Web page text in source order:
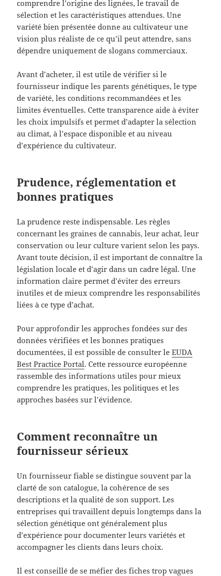
comprendre l’origine des lignées, le travail de
sélection et les caractéristiques attendues. Une
variété bien présentée donne au cultivateur une
vision plus réaliste de ce qu’il peut attendre, sans
dépendre uniquement de slogans commerciaux.
Avant d’acheter, il est utile de vérifier si le
fournisseur indique les parents génétiques, le type
de variété, les conditions recommandées et les
limites éventuelles. Cette transparence aide à éviter
les choix impulsifs et permet d’adapter la sélection
au climat, à l’espace disponible et au niveau
d’expérience du cultivateur.
Prudence, réglementation et
bonnes pratiques
La prudence reste indispensable. Les règles
concernant les graines de cannabis, leur achat, leur
conservation ou leur culture varient selon les pays.
Avant toute décision, il est important de connaître la
législation locale et d’agir dans un cadre légal. Une
information claire permet d’éviter des erreurs
inutiles et de mieux comprendre les responsabilités
liées à ce type d’achat.
Pour approfondir les approches fondées sur des
données vérifiées et les bonnes pratiques
documentées, il est possible de consulter leEUDA
Best Practice Portal. Cette ressource européenne
rassemble des informations utiles pour mieux
comprendre les pratiques, les politiques et les
approches basées sur l’évidence.
Comment reconnaître un
fournisseur sérieux
Un fournisseur fiable se distingue souvent par la
clarté de son catalogue, la cohérence de ses
descriptions et la qualité de son support. Les
entreprises qui travaillent depuis longtemps dans la
sélection génétique ont généralement plus
d’expérience pour documenter leurs variétés et
accompagner les clients dans leurs choix.
Il est conseillé de se méfier des fiches trop vagues